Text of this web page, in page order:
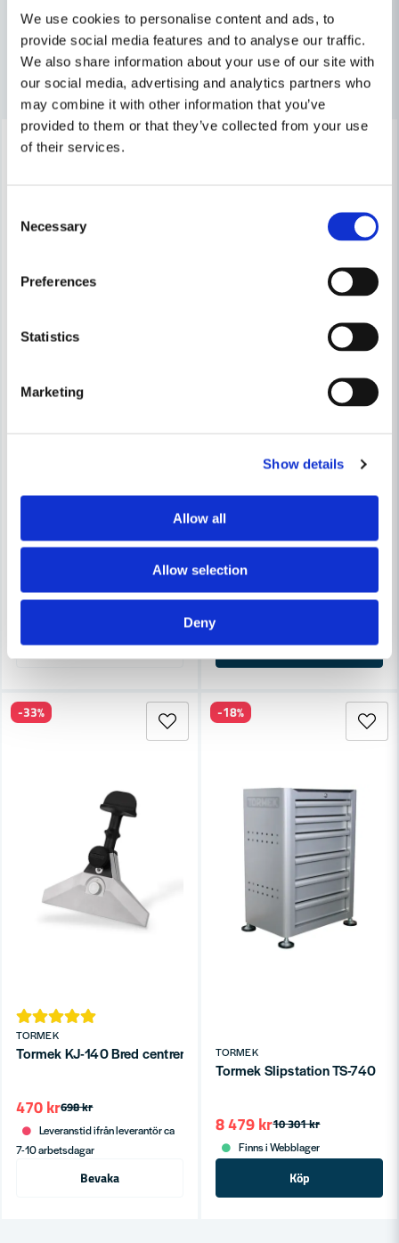
We use cookies to personalise content and ads, to
provide social media features and to analyse our traffic.
We also share information about your use of our site with
our social media, advertising and analytics partners who
may combine it with other information that you’ve
provided to them or that they’ve collected from your use
of their services.
Selection
Necessary
Preferences
Statistics
Marketing
Show details
Allow all
Allow selection
Deny
Ja, ni får publicera min fråga
Andra produkter i kategorin
Tormek DF-200 Diamantskiva
Leveranstid ifrån leverantör ca
Bevaka
-10%
TORMEK
Tormek LA-220
791 kr
652 kr
Köp
TORMEK
Tormek KJ-140 Bred centrerande knivjigg
698 kr
470 kr
Leveranstid ifrån leverantör ca
7-10 arbetsdagar
Bevaka
-33%
TORMEK
Tormek Slipstation TS-740
10 301 kr
8 479 kr
Finns i Webblager
Köp
-18%